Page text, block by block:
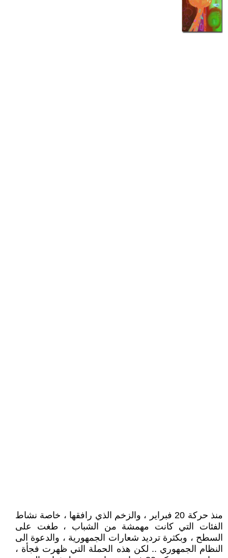
منذ حركة 20 فبراير ، والزخم الذي رافقها ، خاصة نشاط
الفئات التي كانت مهمشة من الشباب ، طغت على
السطح ، وبكثرة ترديد شعارات الجمهورية ، والدعوة الى
النظام الجمهوري .. لكن هذه الحملة التي ظهرت فجأة ،